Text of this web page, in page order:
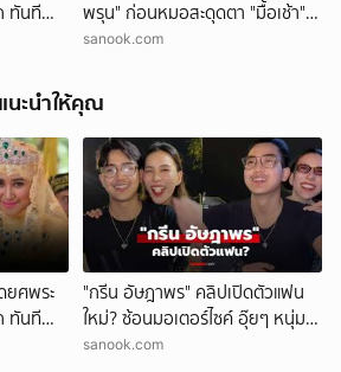
ทันที
ยรติ
พรุน" ก่อนหมอสะดุดตา "มื้อเช้า" ที่
กินประจำ
sanook.com
ะนำให้คุณ
ยศพระ
ทันที
ยรติ
"กรีน อัษฎาพร" คลิปเปิดตัวแฟน
ใหม่? ซ้อนมอเตอร์ไซค์ อุ๊ยๆ หนุ่ม
หน้าคุ้นๆ
sanook.com